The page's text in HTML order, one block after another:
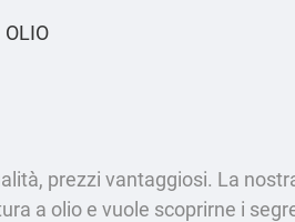
OLIO
prezzi vantaggiosi. La
a olio e vuole scoprirne i